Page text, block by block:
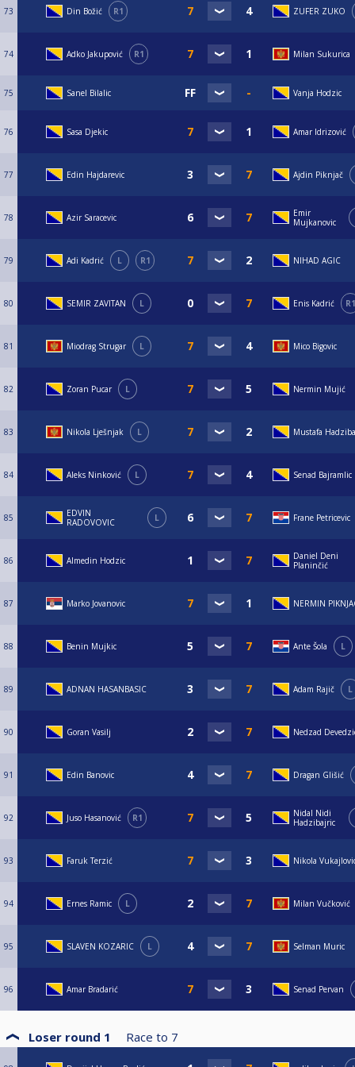
73 Din Božić R1 ZUFER ZUKO
74 Adko Jakupović R1 Milan Sukurica
75 Sanel Bilalic Vanja Hodzic
76 Sasa Djekic Amar Idrizović
77 Edin Hajdarevic Ajdin Piknjač
78 Azir Saracevic
Emir
Mujkanovic
79 Adi Kadrić L R1 NIHAD AGIC
80 SEMIR ZAVITAN L Enis Kadrić R1
81 Miodrag Strugar L Mico Bigovic
82 Zoran Pucar L Nermin Mujić
83 Nikola Lješnjak L Mustafa
84 Aleks Ninković L Senad Bajramlic
85
EDVIN
RADOVOVIC
L Frane Petricevic
86 Almedin Hodzic
Daniel Deni
Planinčić
87 Marko Jovanovic NERMIN
88 Benin Mujkic Ante Šola L
89 ADNAN HASANBASIC Adam Rajič L
90 Goran Vasilj Nedzad
91 Edin Banovic Dragan Glišić
92 Juso Hasanović R1
Nidal Nidi
Hadzibajric
93 Faruk Terzić Nikola
94 Ernes Ramic L Milan Vučković
95 SLAVEN KOZARIC L Selman Muric
96 Amar Bradarić Senad Pervan
Loser round 1 Race to 7